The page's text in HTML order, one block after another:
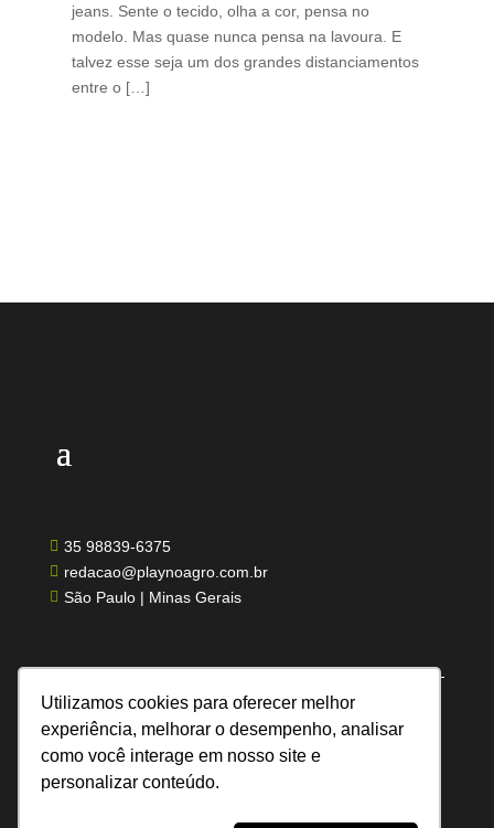
Utilizamos cookies para oferecer melhor
experiência, melhorar o desempenho, analisar
como você interage em nosso site e
personalizar conteúdo.
jeans. Sente o tecido, olha a cor, pensa no
modelo. Mas quase nunca pensa na lavoura. E
talvez esse seja um dos grandes distanciamentos
entre o […]
 35 98839-6375
 redacao@playnoagro.com.br
 São Paulo | Minas Gerais
Todos os direitos reservados | Feito por UN